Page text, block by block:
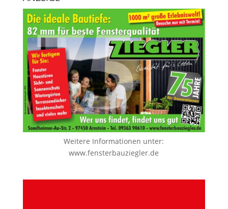
Weitere Informationen unter:
www.fensterbauziegler.de